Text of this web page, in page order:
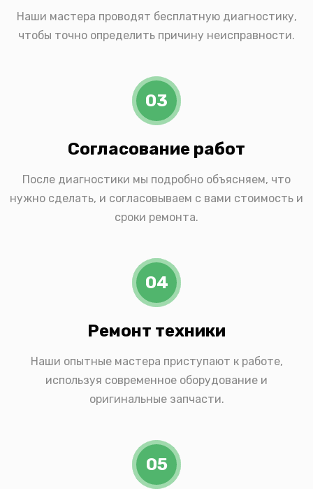
Наши мастера проводят бесплатную диагностику,
чтобы точно определить причину неисправности.
03
Согласование работ
После диагностики мы подробно объясняем, что
нужно сделать, и согласовываем с вами стоимость и
сроки ремонта.
04
Ремонт техники
Наши опытные мастера приступают к работе,
используя современное оборудование и
оригинальные запчасти.
05